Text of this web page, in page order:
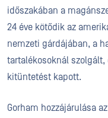
időszakában a
24 éve kötődik az
nemzeti gárdájában, a
tartalékosoknál
kitüntetést kapott.
Gorham hozzájárulása